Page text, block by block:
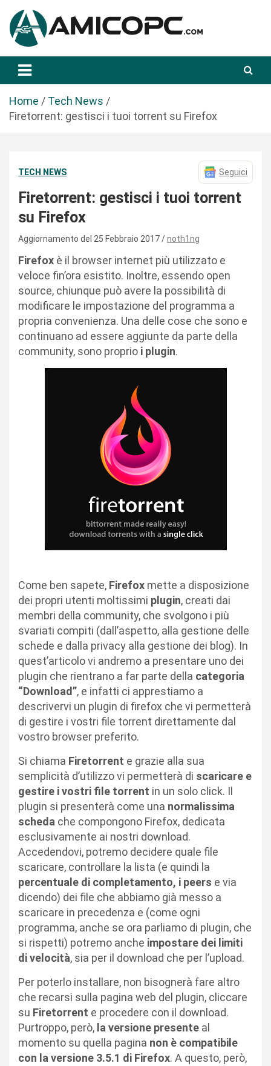
a
Amicopc.com
Home
Tech News
Firetorrent: gestisci i tuoi torrent su Firefox
TECH NEWS Seguici
Firetorrent: gestisci i tuoi torrent
su Firefox
Aggiornamento del 25 Febbraio 2017 noth1ng
Firefox è il browser internet più utilizzato e
veloce fin’ora esistito. Inoltre, essendo open
source, chiunque può avere la possibilità di
modificare le impostazione del programma a
propria convenienza. Una delle cose che sono e
continuano ad essere aggiunte da parte della
community, sono proprio i plugin.
Come ben sapete, Firefox mette a disposizione
dei propri utenti moltissimi plugin, creati dai
membri della community, che svolgono i più
svariati compiti (dall’aspetto, alla gestione delle
schede e dalla privacy alla gestione dei blog). In
quest’articolo vi andremo a presentare uno dei
plugin che rientrano a far parte della categoria
“Download”, e infatti ci apprestiamo a
descrivervi un plugin di firefox che vi permetterà
di gestire i vostri file torrent direttamente dal
vostro browser preferito.
Si chiama Firetorrent e grazie alla sua
semplicità d’utilizzo vi permetterà di scaricare e
gestire i vostri file torrent in un solo click. Il
plugin si presenterà come una normalissima
scheda che compongono Firefox, dedicata
esclusivamente ai nostri download.
Accedendovi, potremo decidere quale file
scaricare, controllare la lista (e quindi la
percentuale di completamento, i peers e via
dicendo) dei file che abbiamo già messo a
scaricare in precedenza e (come ogni
programma, anche se ora parliamo di plugin, che
si rispetti) potremo anche impostare dei limiti
di velocità, sia per il download che per l’upload.
Per poterlo installare, non bisognerà fare altro
che recarsi sulla pagina web del plugin, cliccare
su Firetorrent e procedere con il download.
Purtroppo, però, la versione presente al
momento su quella pagina non è compatibile
con la versione 3.5.1 di Firefox. A questo, però,